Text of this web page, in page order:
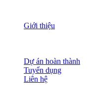
Giới thiệu
Dự án hoàn thành
Tuyển dụng
Liên hệ